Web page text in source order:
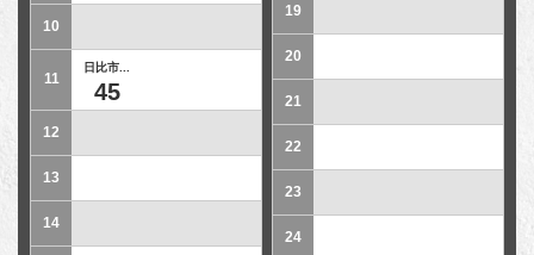
10
11
日比市...
45
12
13
14
19
20
21
22
23
24